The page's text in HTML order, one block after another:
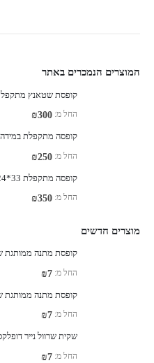
המוצרים הנמכרים באתר
קופסת שטאנץ מתקפלת 14 * 7 * 3.5
החל מ: ₪300
החל מ: ₪250
קופסה מתקפלת 33*24*9
החל מ: ₪350
מוצרים חדשים
קופסת מתנה ממותגת שני
החל מ: ₪7
החל מ: ₪7
שקית שרוול נייר
החל מ: ₪7